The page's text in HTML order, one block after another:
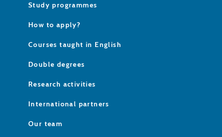
Study programmes
How to apply?
Courses taught in English
Double degrees
Research activities
International partners
Our team